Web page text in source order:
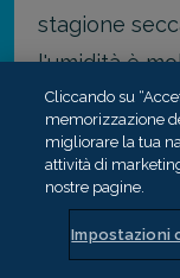
stagione
l'umidità è
In altri
e piove di
estate.
Cliccando su
memorizzazione
migliorare la tua
attività di
nostre pagine.
Impostazioni